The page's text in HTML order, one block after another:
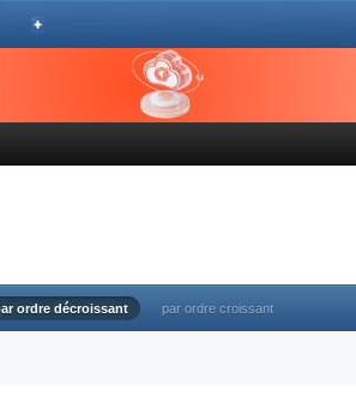
ordre décroissant par ordre croissant